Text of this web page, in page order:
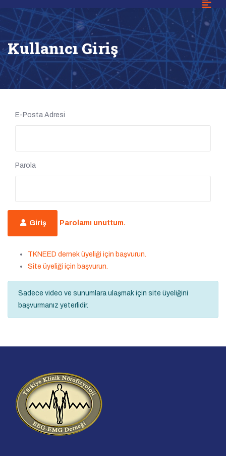
Kullanıcı Giriş
E-Posta Adresi
Parola
Giriş Parolamı unuttum.
TKNEED dernek üyeliği için başvurun.
Site üyeliği için başvurun.
Sadece video ve sunumlara ulaşmak için site üyeliğini
başvurmanız yeterlidir.